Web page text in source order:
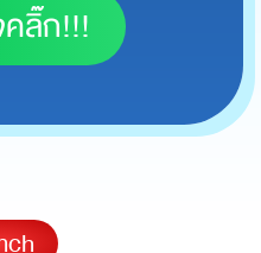
คลิ๊ก!!!